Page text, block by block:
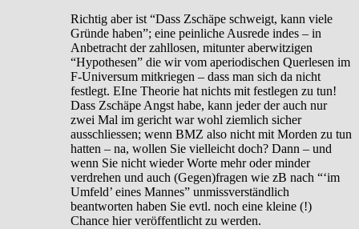
Richtig aber ist “Dass Zschäpe schweigt, kann viele
Gründe haben”; eine peinliche Ausrede indes – in
Anbetracht der zahllosen, mitunter aberwitzigen
“Hypothesen” die wir vom aperiodischen Querlesen im
F-Universum mitkriegen – dass man sich da nicht
festlegt. EIne Theorie hat nichts mit festlegen zu tun!
Dass Zschäpe Angst habe, kann jeder der auch nur
zwei Mal im gericht war wohl ziemlich sicher
ausschliessen; wenn BMZ also nicht mit Morden zu tun
hatten – na, wollen Sie vielleicht doch? Dann – und
wenn Sie nicht wieder Worte mehr oder minder
verdrehen und auch (Gegen)fragen wie zB nach “‘im
Umfeld’ eines Mannes” unmissverständlich
beantworten haben Sie evtl. noch eine kleine (!)
Chance hier veröffentlicht zu werden.